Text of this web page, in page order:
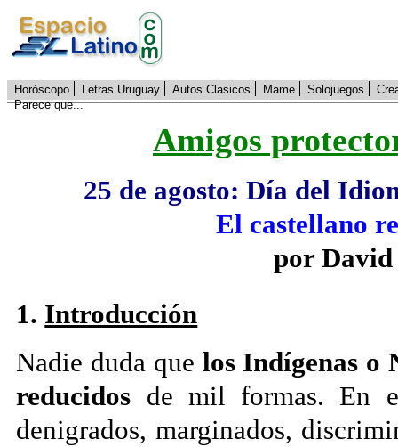
Horóscopo Letras Uruguay Autos Clasicos Mame Solojuegos
Parece que...
Amigos
25 de agosto: Día del
El castellano
por
1. Introducción
Nadie duda que los Indígenas o
reducidos de mil formas. En
denigrados, marginados,